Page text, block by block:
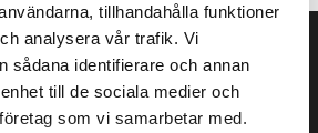
tillhandahålla funktioner
analysera vår trafik. Vi
sådana identifierare och annan
till de sociala medier och
som vi samarbetar med.